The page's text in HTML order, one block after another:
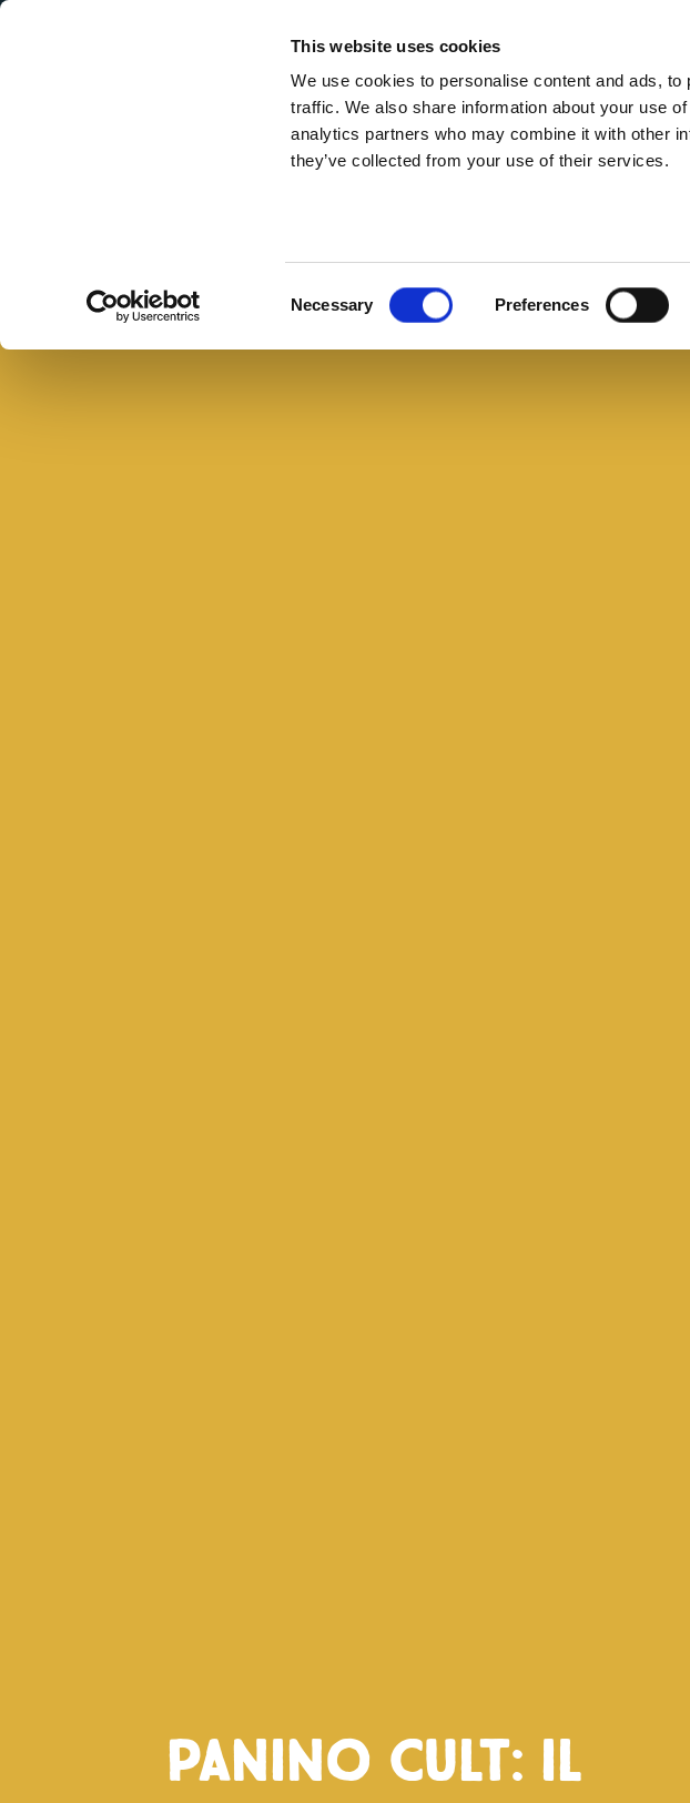
This website uses cookies
We use cookies to personalise content and ads,
traffic. We also share information about your use
analytics partners who may combine it with other
they’ve collected from your use of their services.
Necessary Preferences
sandwich
di
Panino Cult: il